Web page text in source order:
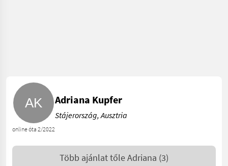
online óta 2/2022
Adriana Kupfer
Stájerország, Ausztria
Több ajánlat tőleAdriana (3)